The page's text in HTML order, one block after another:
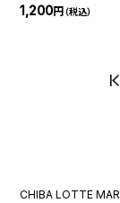
1,200円（税込）
CHIBA LOTTE